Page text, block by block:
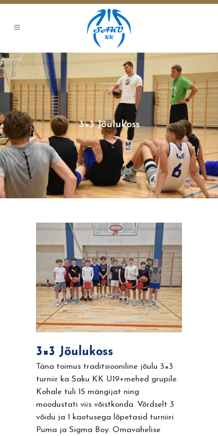
3×3 Jõulukoss
3×3 Jõulukoss
Täna toimus traditsiooniline jõulu 3×3
turniir ka Saku KK U19+mehed grupile.
Kohale tuli 15 mängijat ning
moodustati viis võistkonda. Võrdselt 3
võidu ja 1 kaotusega lõpetasid turniiri
Puma ja Sigma Boy. Omavahelise